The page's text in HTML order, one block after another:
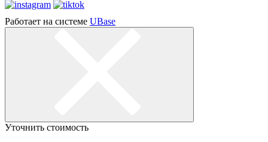
Работает на системе UBase
Уточнить стоимость